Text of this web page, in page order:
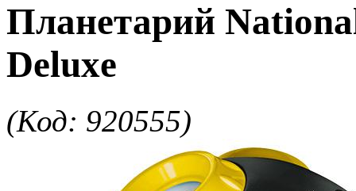
Планетарий
Deluxe
(Код: 920555)